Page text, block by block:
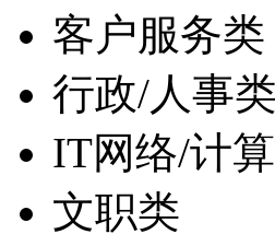
客户服务类
行政/人事类
IT网络/计
文职类